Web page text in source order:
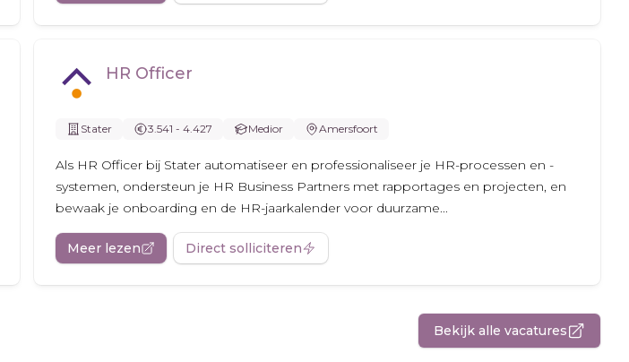
HR Officer
Stater 3.541 - 4.427 Medior Amersfoort
Als HR Officer bij Stater automatiseer en professionaliseer je HR-processen en -
systemen, ondersteun je HR Business Partners met rapportages en projecten, en
bewaak je onboarding en de HR-jaarkalender voor duurzame...
Meer lezen Direct solliciteren
Bekijk alle vacatures